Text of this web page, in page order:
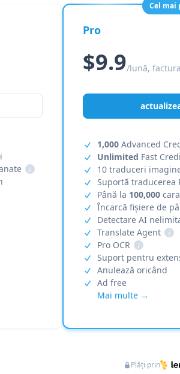
i
Cel mai
Pro
$9.9/lună,
1,000 Advanced
Unlimited Fast
10 traduceri
Suportă traducerea
Până la 100,000
Încarcă fișiere de
Detectare AI
Translate Agent
i
Pro OCR
i
Suport pentru
Anulează oricând
Ad free
Mai multe →
Plăți prin